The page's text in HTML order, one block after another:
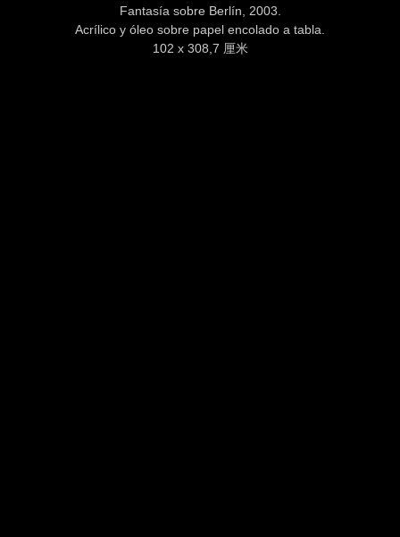
Fantasía sobre Berlín, 2003.
Acrílico y óleo sobre papel encolado a tabla.
102 x 308,7 厘米